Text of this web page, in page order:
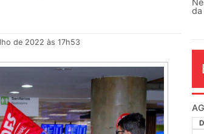
de 2022 às 17h53
O